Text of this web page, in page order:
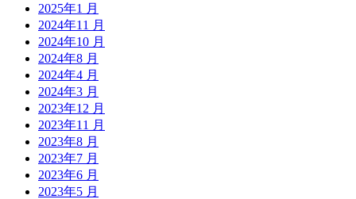
2025年1 月
2024年11 月
2024年10 月
2024年8 月
2024年4 月
2024年3 月
2023年12 月
2023年11 月
2023年8 月
2023年7 月
2023年6 月
2023年5 月